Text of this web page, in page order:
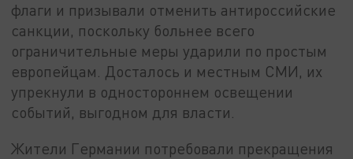
флаги и призывали отменить антироссийские
санкции, поскольку больнее всего
ограничительные меры ударили по простым
европейцам. Досталось и местным СМИ, их
упрекнули в одностороннем освещении
событий, выгодном для власти.
Жители Германии потребовали прекращения